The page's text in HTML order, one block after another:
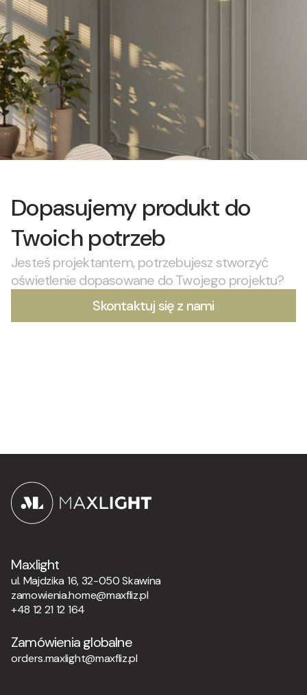
Dopasujemy produkt do
Twoich potrzeb
Jesteś projektantem, potrzebujesz stworzyć
oświetlenie dopasowane do Twojego projektu?
Skontaktuj się z nami
Maxlight
ul. Majdzika 16, 32-050 Skawina
zamowienia.home@maxfliz.pl
+48 12 21 12 164
Zamówienia globalne
orders.maxlight@maxfliz.pl